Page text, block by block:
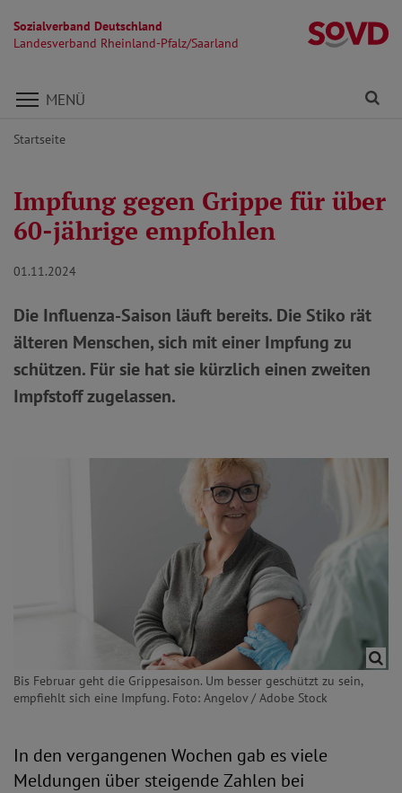
Sozialverband Deutschland
Landesverband Rheinland-Pfalz/Saarland
Direkt zu den Inhalten springen
MENÜ
Startseite
Impfung gegen Grippe für über
60-jährige empfohlen
01.11.2024
Die Influenza-Saison läuft bereits. Die Stiko rät
älteren Menschen, sich mit einer Impfung zu
schützen. Für sie hat sie kürzlich einen zweiten
Impfstoff zugelassen.
Bis Februar geht die Grippesaison. Um besser geschützt zu sein,
empfiehlt sich eine Impfung. Foto: Angelov / Adobe Stock
In den vergangenen Wochen gab es viele
Meldungen über steigende Zahlen bei